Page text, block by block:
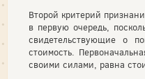
Второй критерий
в первую очередь,
свидетельствующие о
стоимость.
своими силами, равна